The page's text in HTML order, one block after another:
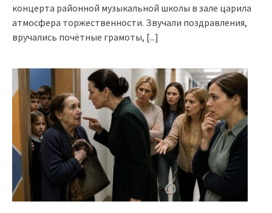
концерта районной музыкальной школы в зале царила
атмосфера торжественности. Звучали поздравления,
вручались почётные грамоты, [...]